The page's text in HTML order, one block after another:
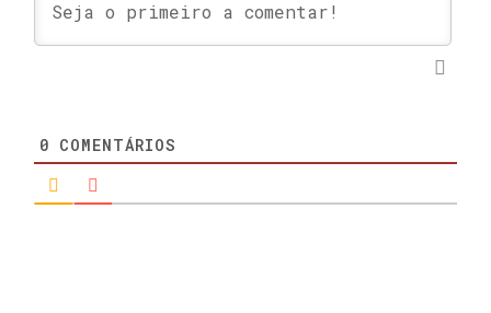
0 COMENTÁRIOS